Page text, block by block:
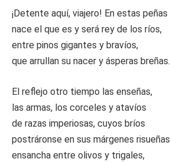
¡Detente aquí, viajero! En estas peñas
nace el que es y será rey de los ríos,
entre pinos gigantes y bravíos,
que arrullan su nacer y ásperas breñas.
El reflejo otro tiempo las enseñas,
las armas, los corceles y atavíos
de razas imperiosas, cuyos bríos
postráronse en sus márgenes risueñas
ensancha entre olivos y trigales,